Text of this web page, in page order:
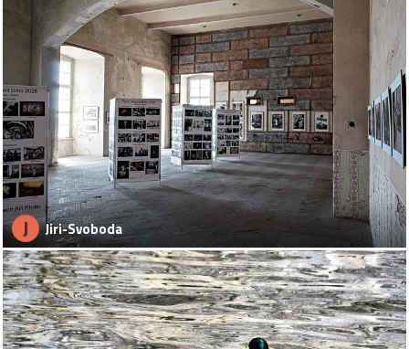
J Jiri-Svoboda